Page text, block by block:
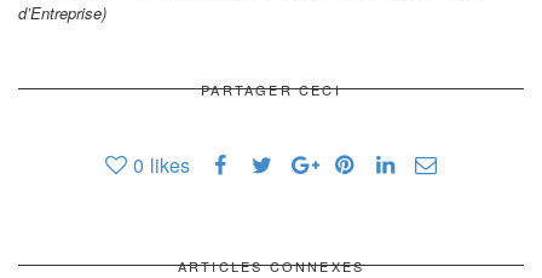
d’Entreprise)
PARTAGER CECI
0 likes
ARTICLES CONNEXES